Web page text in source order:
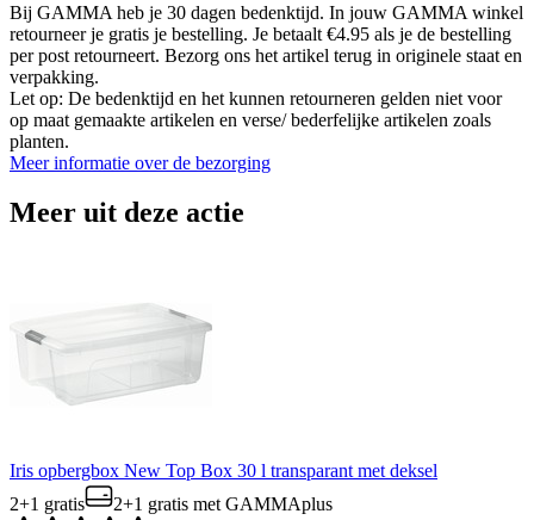
Bij GAMMA heb je 30 dagen bedenktijd. In jouw GAMMA winkel
retourneer je gratis je bestelling. Je betaalt €4.95 als je de bestelling
per post retourneert. Bezorg ons het artikel terug in originele staat en
verpakking.
Let op: De bedenktijd en het kunnen retourneren gelden niet voor
op maat gemaakte artikelen en verse/ bederfelijke artikelen zoals
planten.
Meer informatie over de bezorging
Meer uit deze actie
Iris opbergbox New Top Box 30 l transparant met deksel
2+1 gratis
2+1 gratis met GAMMAplus